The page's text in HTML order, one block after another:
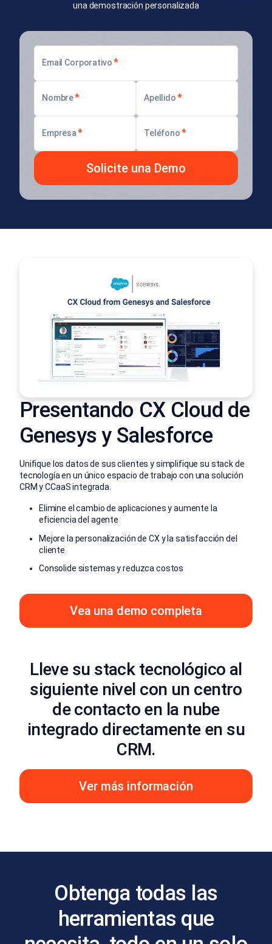
una demostración personalizada
Email Corporativo*
Nombre* Apellido*
Empresa* Teléfono*
Presentando CX Cloud de
Genesys y Salesforce
Unifique los datos de sus clientes y simplifique su stack de
tecnología en un único espacio de trabajo con una solución
CRM y CCaaS integrada.
Elimine el cambio de aplicaciones y aumente la
eficiencia del agente
Mejore la personalización de CX y la satisfacción del
cliente
Consolide sistemas y reduzca costos
Vea una demo completa
Lleve su stack tecnológico al
siguiente nivel con un centro
de contacto en la nube
integrado directamente en su
CRM.
Ver más información
Obtenga todas las
herramientas que